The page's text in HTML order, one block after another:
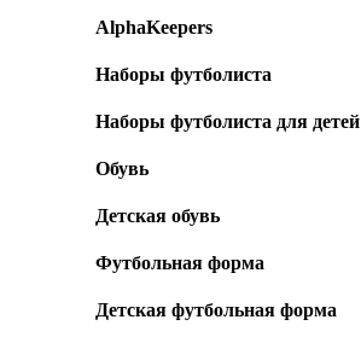
AlphaKeepers
Наборы футболиста
Наборы футболиста для детей
Обувь
Детская обувь
Футбольная форма
Детская футбольная форма